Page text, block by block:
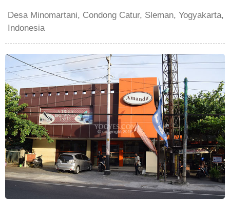
Desa Minomartani, Condong Catur, Sleman, Yogyakarta,
Indonesia